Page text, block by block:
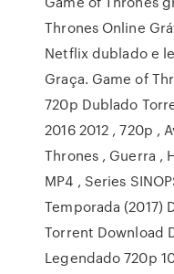
Thrones Online
Netflix dublado e
Graça. Game of
720p Dublado
2016 2012 , 720p ,
Thrones , Guerra ,
MP4 , Series
Temporada (2017)
Torrent Download
Legendado 720p